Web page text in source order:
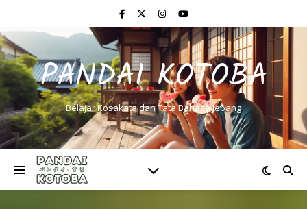
PANDAI KOTOBA
Belajar Kosakata dan Tata Bahasa Jepang